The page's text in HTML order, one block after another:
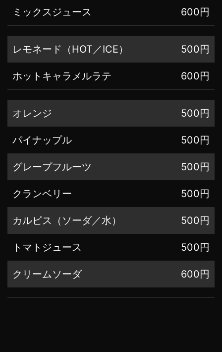
ミックスジュース 600円
レモネード（HOT／ICE） 500円
ホットキャラメルラテ 600円
オレンジ 500円
パイナップル 500円
グレープフルーツ 500円
クランベリー 500円
カルピス（ソーダ／水） 500円
トマトジュース 500円
クリームソーダ 600円